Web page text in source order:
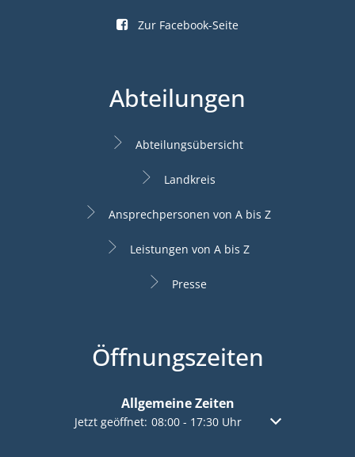
Zur Facebook-Seite
Abteilungen
Abteilungsübersicht
Landkreis
Ansprechpersonen von A bis Z
Leistungen von A bis Z
Presse
Öffnungszeiten
Allgemeine Zeiten
Klicken, um weitere Öffnungs- oder Schließzeiten
Jetzt geöffnet: 08:00- 17:30Uhr Von 08:00 bis